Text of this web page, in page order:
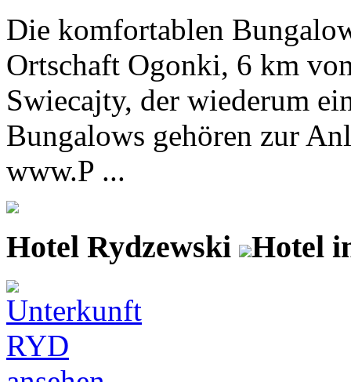
Die komfortablen
Ortschaft Ogonki, 6 km
Swiecajty, der wiederum
Bungalows gehören zur
www.P ...
Hotel Rydzewski Hotel